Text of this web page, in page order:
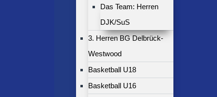
Das Team: Herren
DJK/SuS
3. Herren BG Delbrück-
Westwood
Basketball U18
Basketball U16